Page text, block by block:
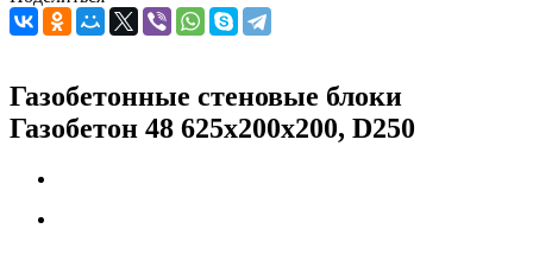
Газобетонные стеновые блоки
Газобетон 48 625x200x200, D250